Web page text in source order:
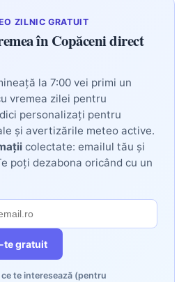
ZILNIC GRATUIT
în Copăceni direct
la 7:00 vei primi un
vremea zilei pentru
personalizați pentru
și avertizările meteo active.
colectate: emailul tău și
poți dezabona oricând cu un
te gratuit
te interesează (pentru